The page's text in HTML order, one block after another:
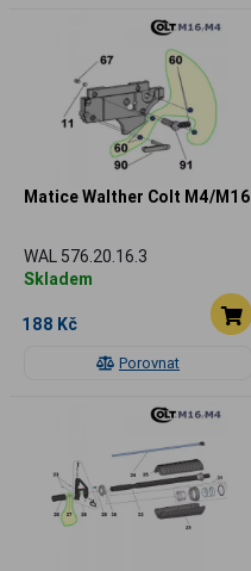
Porovnat
Matice Walther Colt M4/M16
WAL 576.20.16.3
Skladem
188 Kč